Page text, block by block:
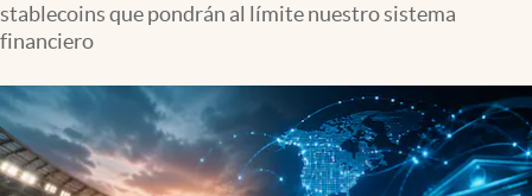
Espiritualidad
abre en nueva pestaña
México
stablecoins que pondrán al límite nuestro sistema
financiero